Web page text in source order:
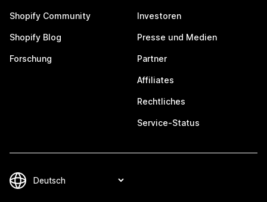
Shopify Community
Shopify Blog
Forschung
Investoren
Presse und Medien
Partner
Affiliates
Rechtliches
Service-Status